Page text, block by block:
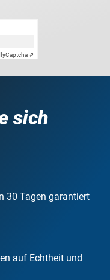
Captcha ⇗
sich
30 Tagen garantiert
auf Echtheit und